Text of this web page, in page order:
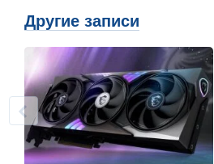
Другие записи